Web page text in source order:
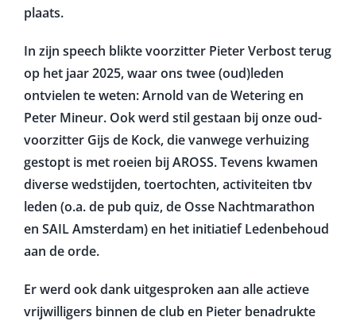
plaats.
In zijn speech blikte voorzitter Pieter Verbost terug
op het jaar 2025, waar ons twee (oud)leden
ontvielen te weten: Arnold van de Wetering en
Peter Mineur. Ook werd stil gestaan bij onze oud-
voorzitter Gijs de Kock, die vanwege verhuizing
gestopt is met roeien bij AROSS. Tevens kwamen
diverse wedstijden, toertochten, activiteiten tbv
leden (o.a. de pub quiz, de Osse Nachtmarathon
en SAIL Amsterdam) en het initiatief Ledenbehoud
aan de orde.
Er werd ook dank uitgesproken aan alle actieve
vrijwilligers binnen de club en Pieter benadrukte